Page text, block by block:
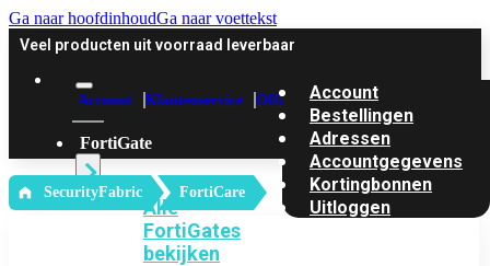
Ga naar hoofdinhoudGa naar voettekst
Veel producten uit voorraad leverbaar
Account Klantenservice Offerte
FortiGate
Alle
FortiGates
bekijken
Account
Bestellingen
Adressen
Accountgegevens
Kortingbonnen
Uitloggen
‎ SecurityFabric FortiCare